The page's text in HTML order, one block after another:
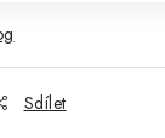
Sdílet